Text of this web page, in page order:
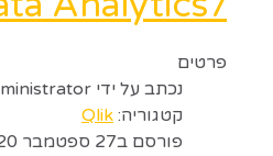
פרטים
נכתב על ידיAdministrator
קטגוריה:Qlik
פורסם ב27 ספטמבר 2020